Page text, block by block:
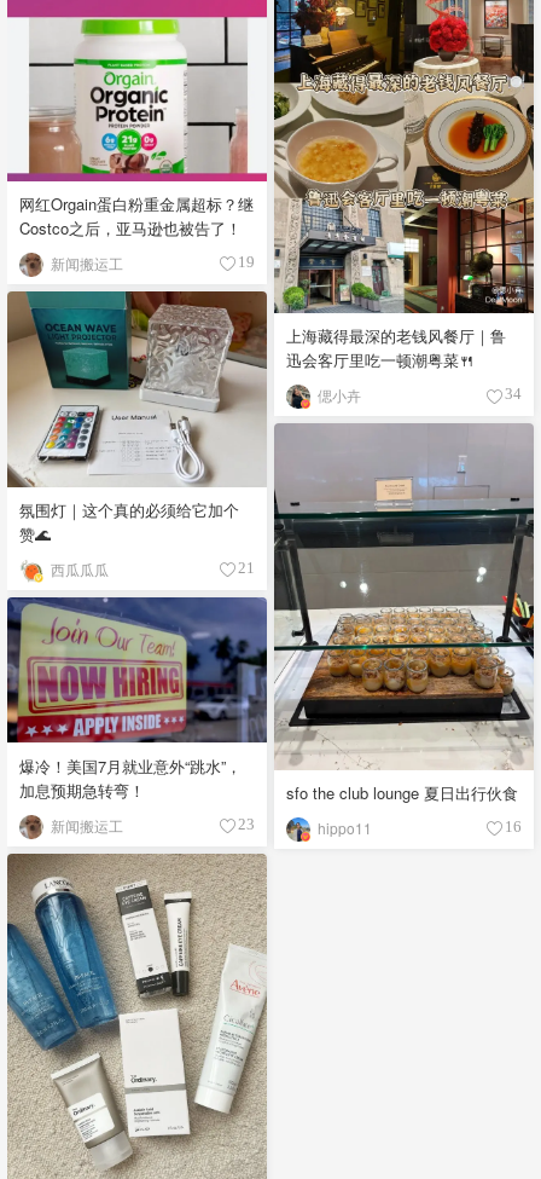
网红Orgain蛋白粉重金属超标？继
Costco之后，亚马逊也被告了！
新闻搬运工 19
上海藏得最深的老钱风餐厅｜鲁
迅会客厅里吃一顿潮粤菜🍴
偲小卉 34
氛围灯｜这个真的必须给它加个
赞🌊
西瓜瓜瓜 21
sfo the club lounge 夏日出行伙食
hippo11 16
爆冷！美国7月就业意外“跳水”，
加息预期急转弯！
新闻搬运工 23